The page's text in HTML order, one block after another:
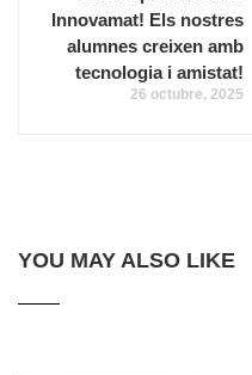
Innovamat! Els nostres
alumnes creixen amb
tecnologia i amistat!
26 octubre, 2025
YOU MAY ALSO LIKE